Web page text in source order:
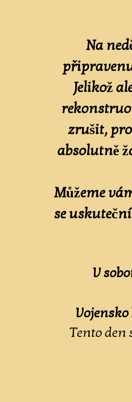
Na
Jelikož
zrušit,
absolutně
Můžeme
se
V
Tento den